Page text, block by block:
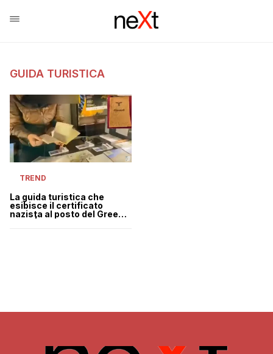
GUIDA TURISTICA
TREND
La guida turistica che
esibisce il certificato
nazista al posto del Green